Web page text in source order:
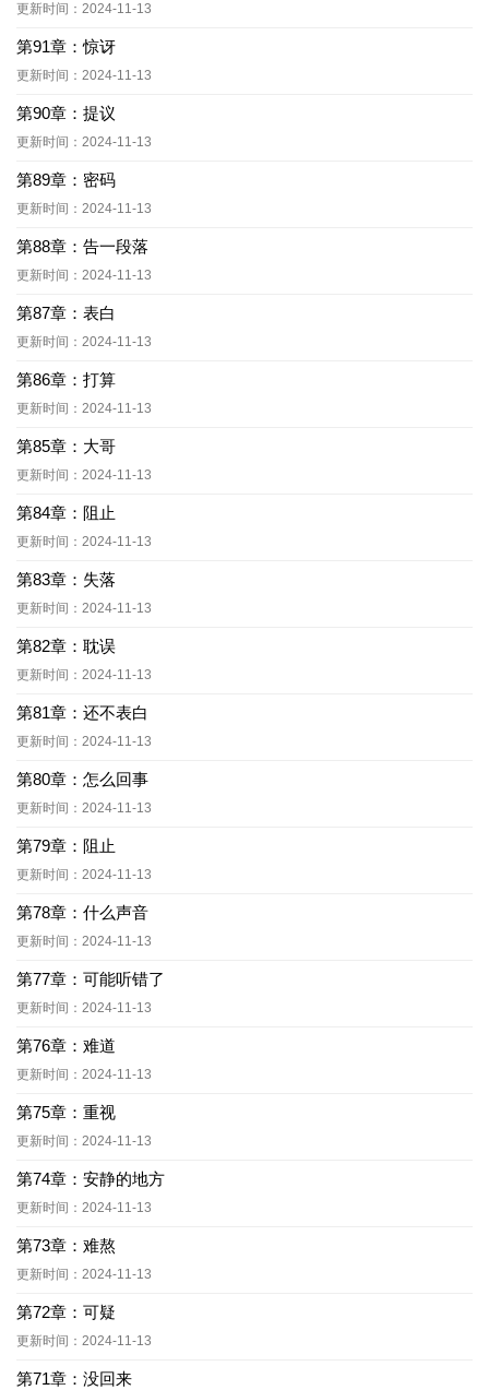
更新时间：2024-11-13
第91章：惊讶
更新时间：2024-11-13
第90章：提议
更新时间：2024-11-13
第89章：密码
更新时间：2024-11-13
第88章：告一段落
更新时间：2024-11-13
第87章：表白
更新时间：2024-11-13
第86章：打算
更新时间：2024-11-13
第85章：大哥
更新时间：2024-11-13
第84章：阻止
更新时间：2024-11-13
第83章：失落
更新时间：2024-11-13
第82章：耽误
更新时间：2024-11-13
第81章：还不表白
更新时间：2024-11-13
第80章：怎么回事
更新时间：2024-11-13
第79章：阻止
更新时间：2024-11-13
第78章：什么声音
更新时间：2024-11-13
第77章：可能听错了
更新时间：2024-11-13
第76章：难道
更新时间：2024-11-13
第75章：重视
更新时间：2024-11-13
第74章：安静的地方
更新时间：2024-11-13
第73章：难熬
更新时间：2024-11-13
第72章：可疑
更新时间：2024-11-13
第71章：没回来